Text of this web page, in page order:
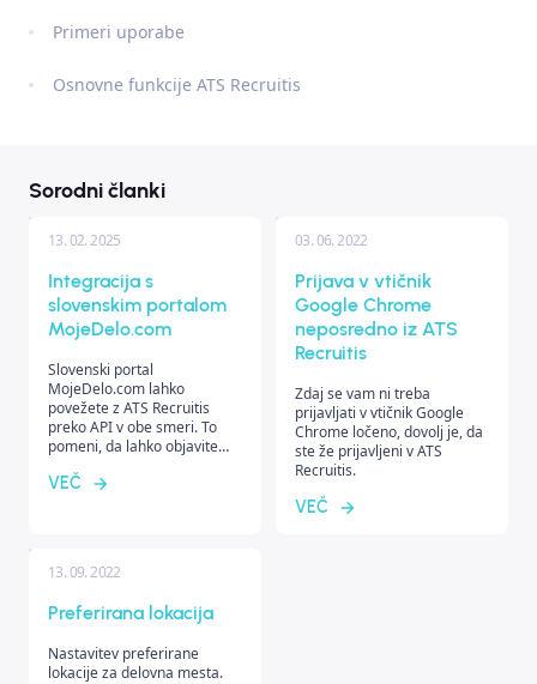
Primeri uporabe
Osnovne funkcije ATS Recruitis
Sorodni članki
13. 02. 2025
Integracija s
slovenskim portalom
MojeDelo.com
Slovenski portal
MojeDelo.com lahko
povežete z ATS Recruitis
preko API v obe smeri. To
pomeni, da lahko objavite
iz Recruitis na portal, prav
VEČ
03. 06. 2022
Prijava v vtičnik
Google Chrome
neposredno iz ATS
Recruitis
Zdaj se vam ni treba
prijavljati v vtičnik Google
Chrome ločeno, dovolj je, da
ste že prijavljeni v ATS
Recruitis.
VEČ
13. 09. 2022
Preferirana lokacija
Nastavitev preferirane
lokacije za delovna mesta.